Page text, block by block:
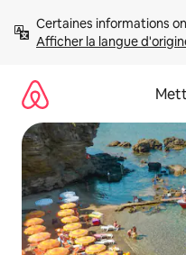
directement
Afficher la langue